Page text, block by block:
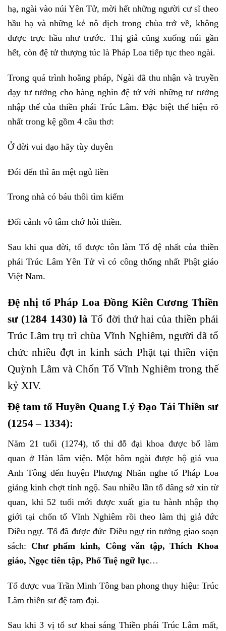
hạ, ngài vào núi Yên Tử, mời hết những người cư sĩ theo
hầu hạ và những kẻ nô dịch trong chùa trở về, không
được trực hầu như trước. Thị giả cũng xuống núi gần
hết, còn đệ tử thượng túc là Pháp Loa tiếp tục theo ngài.
Trong quá trình hoằng pháp, Ngài đã thu nhận và truyền
dạy tư tưởng cho hàng nghìn đệ tử với những tư tưởng
nhập thế của thiền phái Trúc Lâm. Đặc biệt thể hiện rõ
nhất trong kệ gồm 4 câu thơ:
Ở đời vui đạo hãy tùy duyên
Đói đến thì ăn mệt ngủ liền
Trong nhà có báu thôi tìm kiếm
Đối cảnh vô tâm chớ hỏi thiền.
Sau khi qua đời, tổ được tôn làm Tổ đệ nhất của thiền
phái Trúc Lâm Yên Tử vì có công thống nhất Phật giáo
Việt Nam.
Đệ nhị tổ Pháp Loa Ðồng Kiên Cương Thiền
sư (1284 1430) làTổ đời thứ hai của thiền phái
Trúc Lâm trụ trì chùa Vĩnh Nghiêm, người đã tổ
chức nhiều đợt in kinh sách Phật tại thiền viện
Quỳnh Lâm và Chốn Tổ Vĩnh Nghiêm trong thế
kỷ XIV.
Đệ tam tổ Huyền Quang Lý Đạo Tái Thiền sư
(1254 – 1334):
Năm 21 tuổi (1274), tổ thi đỗ đại khoa được bổ làm
quan ở Hàn lâm viện. Một hôm ngài được hộ giá vua
Anh Tông đến huyện Phượng Nhãn nghe tổ Pháp Loa
giảng kinh chợt tỉnh ngộ. Sau nhiều lần tổ dâng sớ xin từ
quan, khi 52 tuổi mới được xuất gia tu hành nhập thọ
giới tại chốn tổ Vĩnh Nghiêm rồi theo làm thị giả đức
Điều ngự. Tổ đã được đức Điều ngự tin tưởng giao soạn
sách: Chư phẩm kinh, Công văn tập, Thích Khoa
giáo, Ngọc tiên tập, Phổ Tuệ ngữ lục…
Tổ được vua Trần Minh Tông ban phong thụy hiệu: Trúc
Lâm thiền sư đệ tam đại.
Sau khi 3 vị tổ sư khai sáng Thiền phái Trúc Lâm mất,